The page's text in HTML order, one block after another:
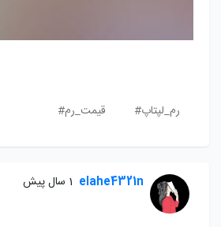
رم_لپتاپ# قیمت_رم#
elahe4321n 1 سال پیش